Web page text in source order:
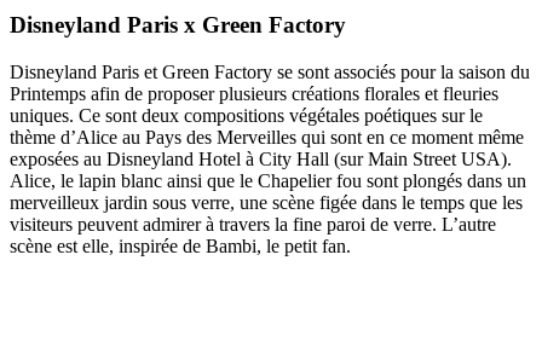
Disneyland Paris x Green Factory
Disneyland Paris et Green Factory se sont associés pour la saison du
Printemps afin de proposer plusieurs créations florales et fleuries
uniques. Ce sont deux compositions végétales poétiques sur le
thème d’Alice au Pays des Merveilles qui sont en ce moment même
exposées au Disneyland Hotel à City Hall (sur Main Street USA).
Alice, le lapin blanc ainsi que le Chapelier fou sont plongés dans un
merveilleux jardin sous verre, une scène figée dans le temps que les
visiteurs peuvent admirer à travers la fine paroi de verre. L’autre
scène est elle, inspirée de Bambi, le petit fan.